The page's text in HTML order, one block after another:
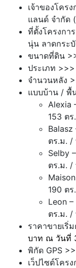
เจ้าของโคร
แลนด์ จำกัด
ที่ตั้งโครงก
นุ่น ลาดกระบั
ขนาดที่ดิน
ประเภท
จำนวนหลัง
แบบบ้าน / พื้
Alexia
153 ต
ตร.ม. /
Selby
ตร.ม. /
190 ต
Leon
ตร.ม. /
ราคาขายเริ่
บาท ณ วันที่
พิกัด GPS
เว็ปไซต์โคร